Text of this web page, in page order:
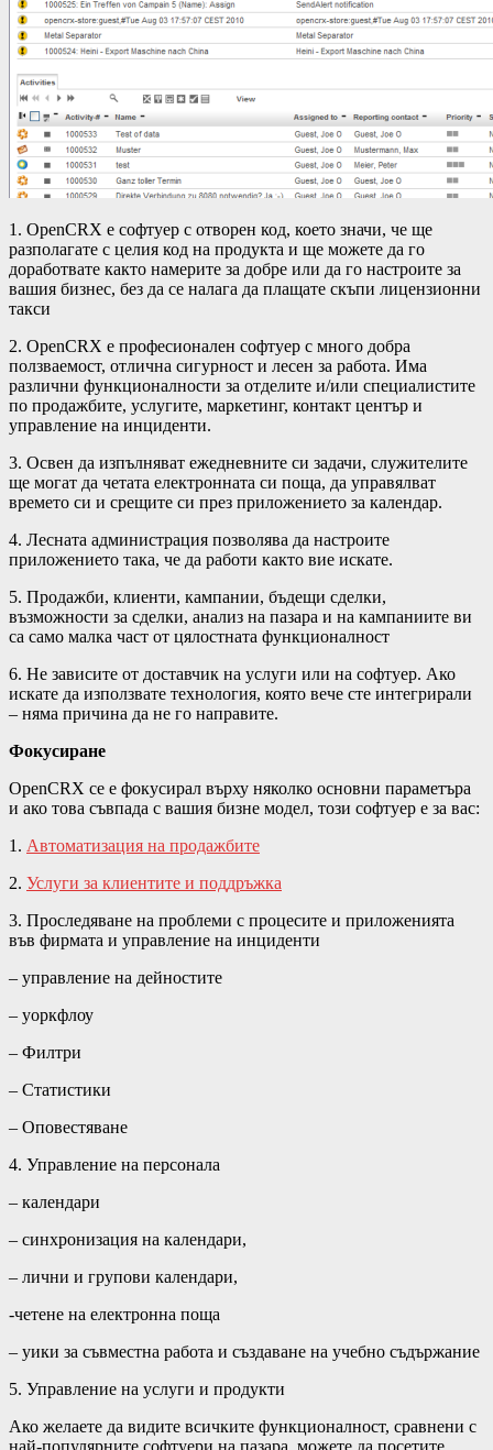
1. OpenCRX е софтуер с отворен код, което значи, че ще
разполагате с целия код на продукта и ще можете да го
доработвате както намерите за добре или да го настроите за
вашия бизнес, без да се налага да плащате скъпи лицензионни
такси
2. OpenCRX e професионален софтуер с много добра
ползваемост, отлична сигурност и лесен за работа. Има
различни функционалности за отделите и/или специалистите
по продажбите, услугите, маркетинг, контакт център и
управление на инциденти.
3. Освен да изпълняват ежедневните си задачи, служителите
ще могат да четата електронната си поща, да управялват
времето си и срещите си през приложението за календар.
4. Лесната администрация позволява да настроите
приложението така, че да работи както вие искате.
5. Продажби, клиенти, кампании, бъдещи сделки,
възможности за сделки, анализ на пазара и на кампаниите ви
са само малка част от цялостната функционалност
6. Не зависите от доставчик на услуги или на софтуер. Ако
искате да използвате технология, която вече сте интегрирали
– няма причина да не го направите.
Фокусиране
OpenCRX се е фокусирал върху няколко основни параметъра
и ако това съвпада с вашия бизне модел, този софтуер е за вас:
1. Автоматизация на продажбите
2. Услуги за клиентите и поддръжка
3. Проследяване на проблеми с процесите и приложенията
във фирмата и управление на инциденти
– управление на дейностите
– уоркфлоу
– Филтри
– Статистики
– Оповестяване
4. Управление на персонала
– календари
– синхронизация на календари,
– лични и групови календари,
-четене на електронна поща
– уики за съвместна работа и създаване на учебно съдържание
5. Управление на услуги и продукти
Ако желаете да видите всичките функционалност, сравнени с
най-популярните софтуери на пазара, можете да посетите